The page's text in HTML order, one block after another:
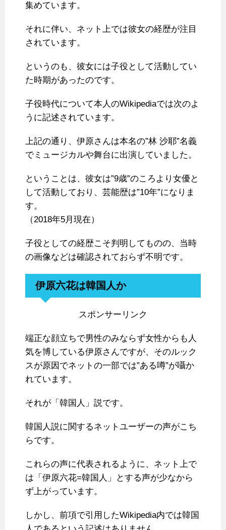
集めています。
それに伴い、ネット上では彼女の経歴が注目
されています。
というのも、彼女には子役として活動してい
た時期があったのです。
子役時代について本人のWikipediaでは次のよ
うに記述されています。
上記の通り、伊原さんは本名の”林 沙耶”名義
でミュージカルや舞台に出演していました。
ということは、彼女は”9歳”のころより女優と
して活動しており、芸能歴は”10年”になりま
す。
（2018年5月現在）
子役としての経歴こそ判明してものの、当時
の画像などは確認されておらず不明です。
伊原六花は韓国人か
スポンサーリンク
端正な顔立ちで男性のみならず女性からも人
気を博している伊原さんですが、そのルック
スが原因でネットの一部では”ある噂”が囁か
れています。
それが「韓国人」説です。
韓国人説に関するネットユーザーの声がこち
らです。
これらの声に代表されるように、ネット上で
は「伊原六花=韓国人」とする声が少なから
ず上がっています。
しかし、前項で引用したWikipedia内では韓国